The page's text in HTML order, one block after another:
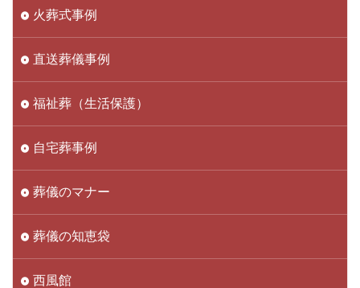
火葬式事例
直送葬儀事例
福祉葬（生活保護）
自宅葬事例
葬儀のマナー
葬儀の知恵袋
西風館